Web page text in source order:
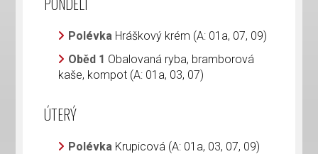
Polévka Hráškový krém (A: 01a, 07, 09)
Oběd 1 Obalovaná ryba, bramborová
kaše, kompot (A: 01a, 03, 07)
ÚTERÝ
Polévka Krupicová (A: 01a, 03, 07, 09)